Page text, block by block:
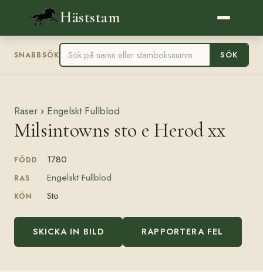
Häststam
SNABBSÖK SÖK
Raser › Engelskt Fullblod
Milsintowns sto e Herod xx
FÖDD 1780
RAS Engelskt Fullblod
KÖN Sto
SKICKA IN BILD RAPPORTERA FEL